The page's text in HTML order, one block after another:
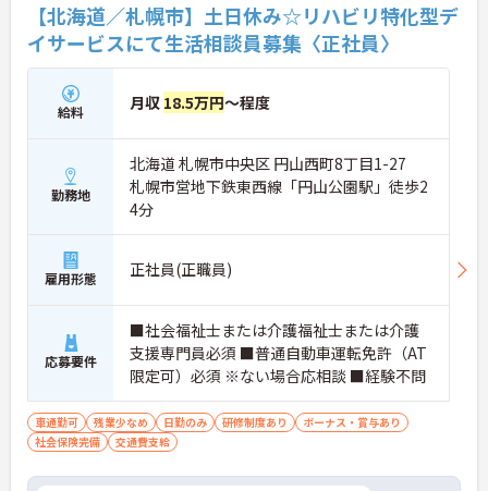
【北海道／札幌市】土日休み☆リハビリ特化型デ
イサービスにて生活相談員募集〈正社員〉
給料 月収 18.5万円～程度
勤務地
北海道 札幌市中央区 円山西町8丁目1-27
札幌市営地下鉄東西線「円山公園駅」徒歩2
4分
雇用形態 正社員(正職員)
応募要件
■社会福祉士または介護福祉士または介護
支援専門員必須 ■普通自動車運転免許（AT
限定可）必須 ※ない場合応相談 ■経験不問
車通勤可 残業少なめ 日勤のみ 研修制度あり
ボーナス・賞与あり
社会保険完備
交通費支給